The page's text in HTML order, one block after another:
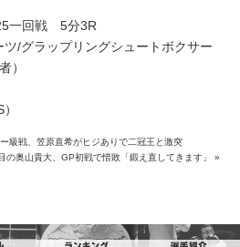
一回戦 5分3R
/グラップリングシュートボクサー
）
級戦、笠原直希がヒジありで二冠王と激突
の奥山貴大、GP初戦で惜敗「鍛え直してきます」
»